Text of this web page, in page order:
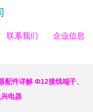
联系我们 企业信息
配件详解 Ф12接线端子、
电器